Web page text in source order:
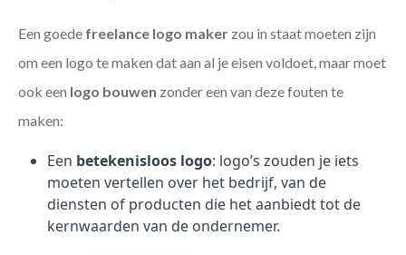
Een goede freelance logo maker zou in staat moeten zijn
om een logo te maken dat aan al je eisen voldoet, maar moet
ook een logo bouwen zonder een van deze fouten te
maken:
Een betekenisloos logo: logo’s zouden je iets
moeten vertellen over het bedrijf, van de
diensten of producten die het aanbiedt tot de
kernwaarden van de ondernemer.